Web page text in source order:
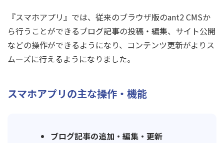
『スマホアプリ』では、従来のブラウザ版のant2 CMSか
ら行うことができるブログ記事の投稿・編集、サイト公開
などの操作ができるようになり、コンテンツ更新がよりス
ムーズに行えるようになりました。
スマホアプリの主な操作・機能
ブログ記事の追加・編集・更新